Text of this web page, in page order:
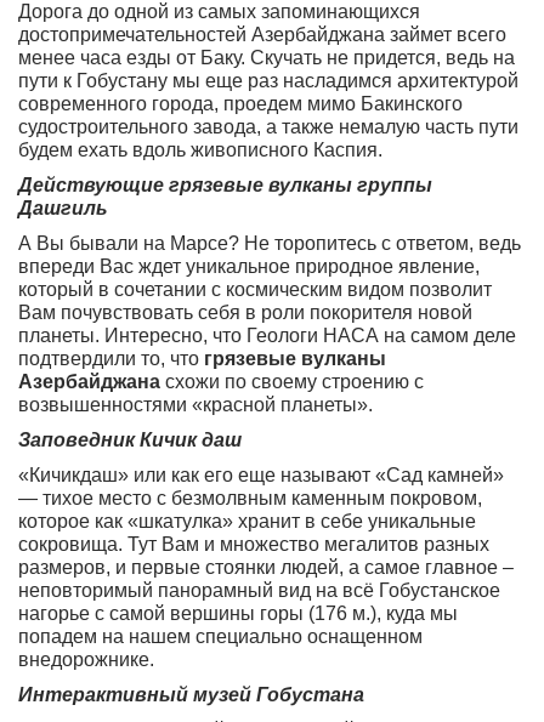
Дорога до одной из самых запоминающихся
достопримечательностей Азербайджана займет всего
менее часа езды от Баку. Скучать не придется, ведь на
пути к Гобустану мы еще раз насладимся архитектурой
современного города, проедем мимо Бакинского
судостроительного завода, а также немалую часть пути
будем ехать вдоль живописного Каспия.
Действующие грязевые вулканы группы
Дашгиль
А Вы бывали на Марсе? Не торопитесь с ответом, ведь
впереди Вас ждет уникальное природное явление,
который в сочетании с космическим видом позволит
Вам почувствовать себя в роли покорителя новой
планеты. Интересно, что Геологи НАСА на самом деле
подтвердили то, что грязевые вулканы
Азербайджана схожи по своему строению с
возвышенностями «красной планеты».
Заповедник Кичик даш
«Кичикдаш» или как его еще называют «Сад камней»
— тихое место с безмолвным каменным покровом,
которое как «шкатулка» хранит в себе уникальные
сокровища. Тут Вам и множество мегалитов разных
размеров, и первые стоянки людей, а самое главное –
неповторимый панорамный вид на всё Гобустанское
нагорье с самой вершины горы (176 м.), куда мы
попадем на нашем специально оснащенном
внедорожнике.
Интерактивный музей Гобустана